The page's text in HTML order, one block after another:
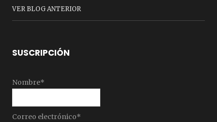
VER BLOG ANTERIOR
SUSCRIPCIÓN
Nombre*
Correo electrónico*